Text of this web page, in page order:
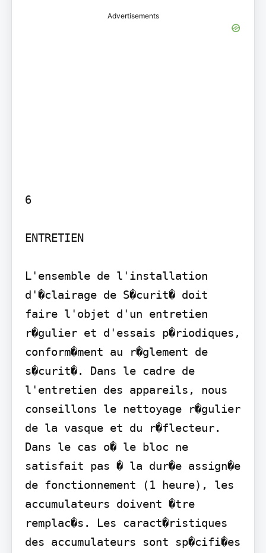
Advertisements
6
ENTRETIEN
L'ensemble de l'installation
d'�clairage de S�curit� doit
faire l'objet d'un entretien
r�gulier et d'essais p�riodiques,
conform�ment au r�glement de
s�curit�. Dans le cadre de
l'entretien des appareils, nous
conseillons le nettoyage r�gulier
de la vasque et du r�flecteur.
Dans le cas o� le bloc ne
satisfait pas � la dur�e assign�e
de fonctionnement (1 heure), les
accumulateurs doivent �tre
remplac�s. Les caract�ristiques
des accumulateurs sont sp�cifi�es